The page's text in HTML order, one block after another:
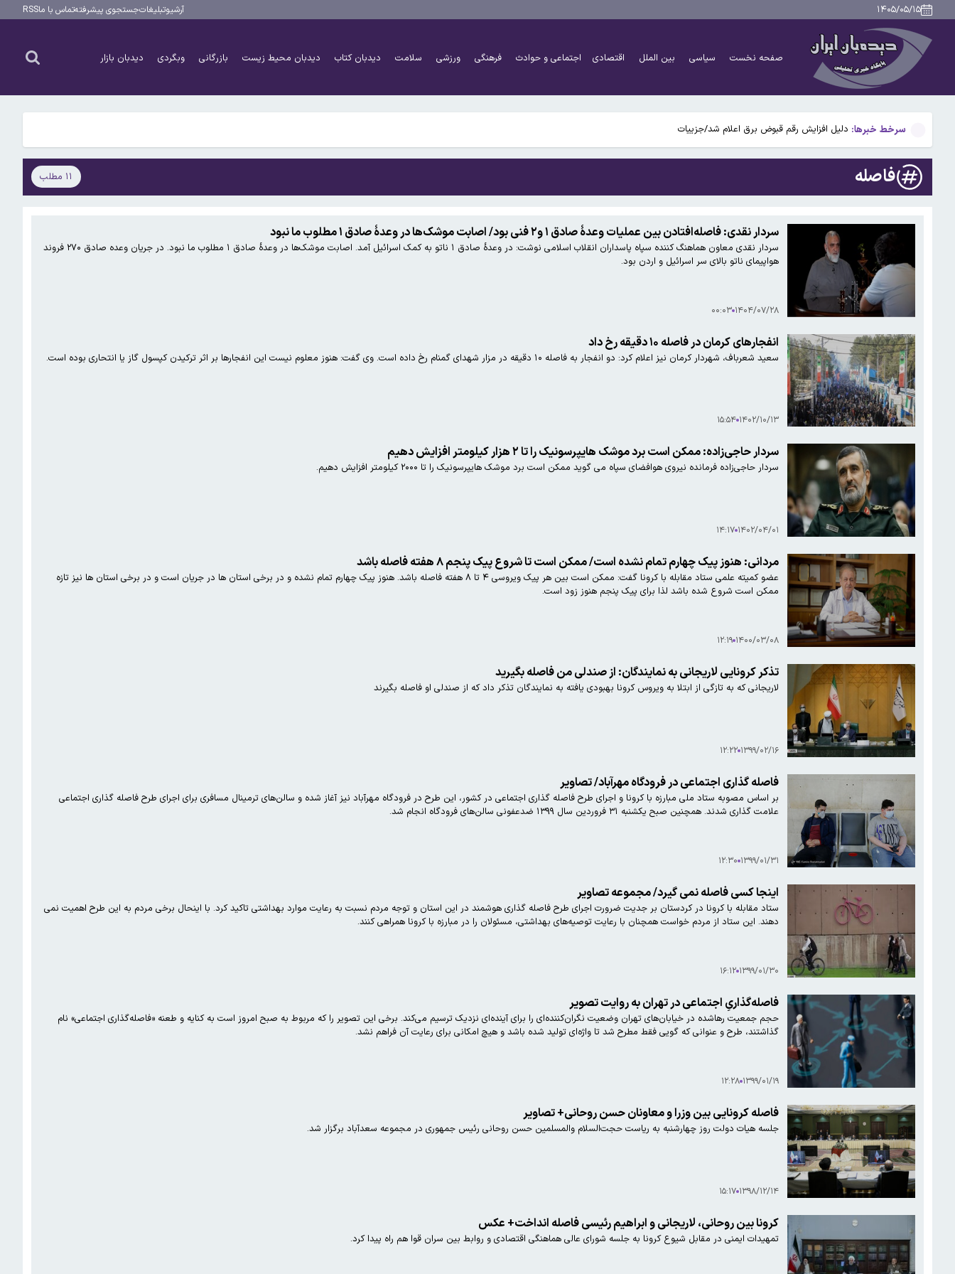
۱۴۰۵/۰۵/۱۵ آرشیوتبلیغاتجستجوی پیشرفتهتماس با ماRSS
صفحه نخست سیاسی بین الملل اقتصادی اجتماعی و حوادث فرهنگی ورزشی سلامت دیدبان کتاب دیدبان محیط زیست بازرگانی وبگردی دیدبان بازار
سرخط خبرها:
کالابرگ برخی خانوارها شارژ شد؛ تغییر زمانبدی پرداخت ها
قلعه‌نویی تا جام ملت‌ها در تیم ملی می‌ماند
بازیکنان بلاتکلیف فوتبال ایران در نقل‌وانتقالات؛ از گلزنان تیم ملی در جام جهانی تا ستاره‌های سابق استقلال و پرسپولیس
دلیل افزایش رقم قبوض برق اعلام شد/جزییات
حذف نام همسر سابق از شناسنامه چه زمانی امکان‌پذیر است؟
قلعه‌نویی تا جام ملت‌ها در تیم ملی می‌ماند
بازیکنان بلاتکلیف فوتبال ایران در نقل‌وانتقالات؛ از گلزنان تیم ملی در جام جهانی تا ستاره‌های سابق استقلال و پرسپولیس
فاصله ۱۱ مطلب
سردار نقدی: فاصله‌افتادن بین عملیات وعدۀ صادق ۱ و۲ فنی بود/ اصابت موشک‌ها در وعدۀ صادق ۱ مطلوب ما نبود
سردار نقدی معاون هماهنگ کننده سپاه پاسداران انقلاب اسلامی نوشت: در وعدۀ صادق ۱ ناتو به کمک اسرائیل آمد. اصابت موشک‌ها در وعدۀ صادق ۱ مطلوب ما نبود. در جریان وعده صادق ۲۷۰ فروند
هواپیمای ناتو بالای سر اسرائیل و اردن بود.
۱۴۰۴/۰۷/۲۸ ۰۰:۰۳
انفجارهای کرمان در فاصله ۱۰ دقیقه رخ داد
سعید شعرباف، شهردار کرمان نیز اعلام کرد: دو انفجار به فاصله ۱۰ دقیقه در مزار شهدای گمنام رخ داده است. وی گفت: هنوز معلوم نیست این انفجارها بر اثر ترکیدن کپسول گاز یا انتحاری بوده است.
۱۴۰۲/۱۰/۱۳ ۱۵:۵۴
سردار حاجی‌زاده: ممکن است برد موشک هایپرسونیک را تا ۲ هزار کیلومتر افزایش دهیم
سردار حاجی‌زاده فرمانده نیروی هوافضای سپاه می گوید ممکن است برد موشک هایپرسونیک را تا ۲۰۰۰ کیلومتر افزایش دهیم.
۱۴۰۲/۰۴/۰۱ ۱۴:۱۷
مردانی: هنوز پیک چهارم تمام نشده است/ ممکن است تا شروع پیک پنجم ۸ هفته فاصله باشد
عضو کمیته علمی ستاد مقابله با کرونا گفت: ممکن است بین هر پیک ویروسی ۴ تا ۸ هفته فاصله باشد. هنوز پیک چهارم تمام نشده و در برخی استان ها در جریان است و در برخی استان ها نیز تازه
ممکن است شروع شده باشد لذا برای پیک پنجم هنوز زود است.
۱۴۰۰/۰۳/۰۸ ۱۲:۱۹
تذکر کرونایی لاریجانی به نمایندگان: از صندلی من فاصله بگیرید
لاریجانی که به تازگی از ابتلا به ویروس کرونا بهبودی یافته به نمایندگان تذکر داد که از صندلی او فاصله بگیرند
۱۳۹۹/۰۲/۱۶ ۱۲:۲۲
فاصله گذاری اجتماعی در فرودگاه مهرآباد/ تصاویر
بر اساس مصوبه ستاد ملی مبارزه با کرونا و اجرای طرح فاصله گذاری اجتماعی در کشور، این طرح در فرودگاه مهرآباد نیز آغاز شده و سالن‌های ترمینال مسافری برای اجرای طرح فاصله گذاری اجتماعی
علامت گذاری شدند. همچنین صبح یکشنبه ۳۱ فروردین سال ۱۳۹۹ ضدعفونی سالن‌های فرودگاه انجام شد.
۱۳۹۹/۰۱/۳۱ ۱۲:۳۰
اینجا کسی فاصله نمی گیرد/ مجموعه تصاویر
ستاد مقابلە با کرونا در کردستان بر جدیت ضرورت اجرای طرح فاصله گذاری هوشمند در این استان و توجه مردم نسبت به رعایت موارد بهداشتی تاکید کرد. با اینحال برخی مردم به این طرح اهمیت نمی
دهند. این ستاد از مردم خواست همچنان با رعایت توصیه‌های بهداشتی، مسئولان را در مبارزه با کرونا همراهی کنند.
۱۳۹۹/۰۱/۳۰ ۱۶:۱۲
فاصله‌گذاریِ اجتماعی در تهران به روایت تصویر
حجم جمعیت رهاشده در خیابان‌های تهران وضعیت نگران‌کننده‌ای را برای آینده‌ای نزدیک ترسیم می‌کند. برخی این تصویر را که مربوط به صبح امروز است به کنایه و طعنه «فاصله‌گذاری اجتماعی» نام
گذاشتند، طرح و عنوانی که گویی فقط مطرح شد تا واژه‌ای تولید شده باشد و هیچ امکانی برای رعایت آن فراهم نشد.
۱۳۹۹/۰۱/۱۹ ۱۲:۲۸
فاصله کرونایی بین وزرا و معاونان حسن روحانی+ تصاویر
جلسه هیات دولت روز چهارشنبه به ریاست حجت‌السلام والمسلمین حسن روحانی رئیس جمهوری در مجموعه سعدآباد برگزار شد.
۱۳۹۸/۱۲/۱۴ ۱۵:۱۷
کرونا بین روحانی، لاریجانی و ابراهیم رئیسی فاصله انداخت+ عکس
تمهیدات ایمنی در مقابل شیوع کرونا به جلسه شورای عالی هماهنگی اقتصادی و روابط بین سران قوا هم راه پیدا کرد.